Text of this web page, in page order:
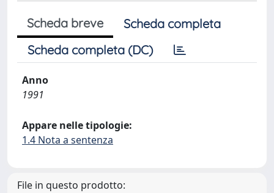
Scheda breve
Scheda completa
Scheda completa (DC)
Anno
1991
Appare nelle tipologie:
1.4 Nota a sentenza
File in questo prodotto: